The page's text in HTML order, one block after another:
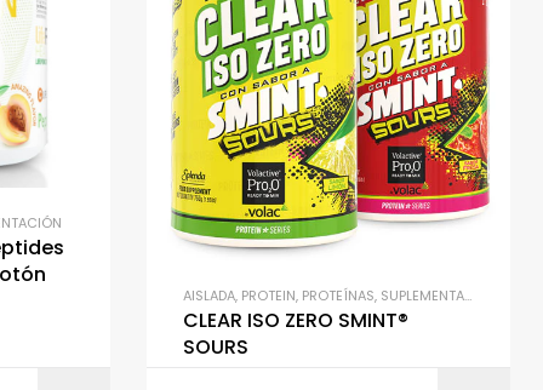
AISLADA, PROTEIN, PROTEÍNAS, SUPLEMENTACIÓN
CLEAR ISO ZERO SMINT®
SOURS